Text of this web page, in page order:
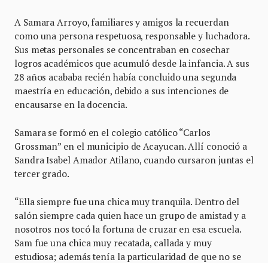
A Samara Arroyo, familiares y amigos la recuerdan
como una persona respetuosa, responsable y luchadora.
Sus metas personales se concentraban en cosechar
logros académicos que acumuló desde la infancia. A sus
28 años acababa recién había concluido una segunda
maestría en educación, debido a sus intenciones de
encausarse en la docencia.
Samara se formó en el colegio católico “Carlos
Grossman” en el municipio de Acayucan. Allí conoció a
Sandra Isabel Amador Atilano, cuando cursaron juntas el
tercer grado.
“Ella siempre fue una chica muy tranquila. Dentro del
salón siempre cada quien hace un grupo de amistad y a
nosotros nos tocó la fortuna de cruzar en esa escuela.
Sam fue una chica muy recatada, callada y muy
estudiosa; además tenía la particularidad de que no se